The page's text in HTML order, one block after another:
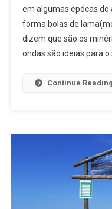
em algumas epócas do
forma bolas de
dizem que são os
ondas são ideias para o
Continue Reading